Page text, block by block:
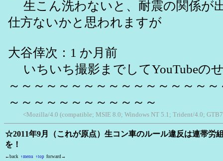
生こん洗わないと、耐震の関係が
仕方ないかと思われますが
大谷倖次：1 か月前
いちいち撮影までしてYouTubeの
～～～～～～～～～～～～～～～～
～～～～～～～～～～～～
<Mozilla/4.0 (compatible; MSIE 8.0; Windows NT 5.1; Trident/4.0;
☆2011年9月（これが原点）生コン車のルール違反は連帯労
を！
←back ↑menu ↑top forward→